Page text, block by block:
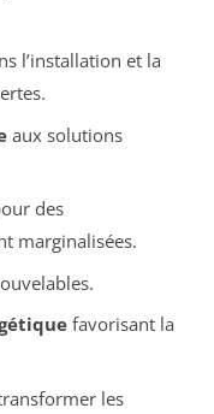
l’installation et la
aux solutions
des
marginalisées.
favorisant la
les